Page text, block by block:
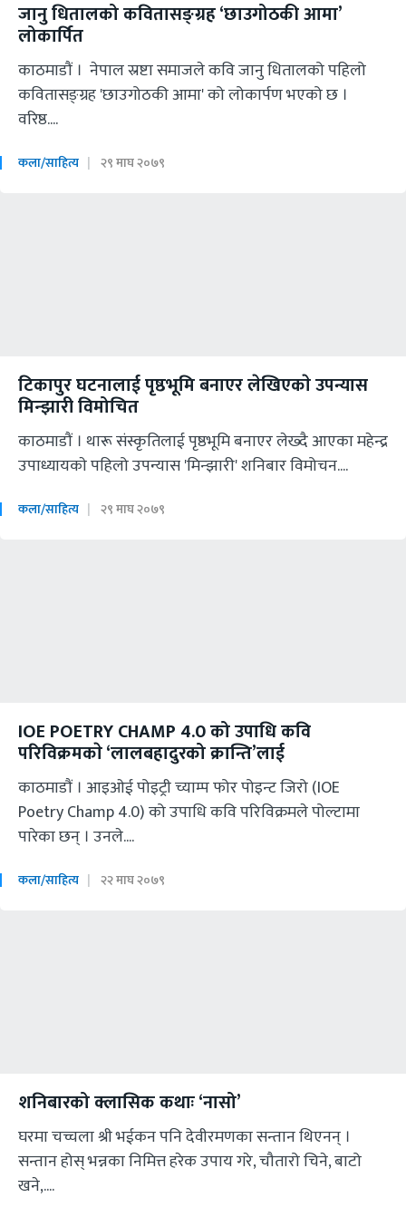
जानु धितालको कवितासङ्ग्रह ‘छाउगोठकी आमा’
लोकार्पित
काठमाडौं । नेपाल स्रष्टा समाजले कवि जानु धितालको पहिलो
कवितासङ्ग्रह 'छाउगोठकी आमा' को लोकार्पण भएको छ ।
वरिष्ठ....
कला/साहित्य २९ माघ २०७९
टिकापुर घटनालाई पृष्ठभूमि बनाएर लेखिएकाे उपन्यास
मिन्झारी विमोचित
काठमाडौं । थारू संस्कृतिलाई पृष्ठभूमि बनाएर लेख्दै आएका महेन्द्र
उपाध्यायकाे पहिलो उपन्यास 'मिन्झारी' शनिबार विमोचन....
कला/साहित्य २९ माघ २०७९
IOE POETRY CHAMP 4.0 को उपाधि कवि
परिविक्रमकाे ‘लालबहादुरको क्रान्ति’लाई
काठमाडाैं । आइओई पोइट्री च्याम्प फोर पोइन्ट जिरो (IOE
Poetry Champ 4.0) को उपाधि कवि परिविक्रमले पोल्टामा
पारेका छन् । उनले....
कला/साहित्य २२ माघ २०७९
शनिबारको क्लासिक कथाः ‘नासो’
घरमा चच्चला श्री भईकन पनि देवीरमणका सन्तान थिएनन् ।
सन्तान होस् भन्नका निमित्त हरेक उपाय गरे, चौतारो चिने, बाटो
खने,....